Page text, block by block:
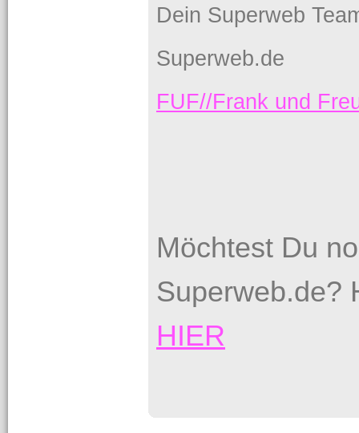
Dein Superweb
Superweb.de
FUF//Frank und
Möchtest Du
Superweb.de?
HIER